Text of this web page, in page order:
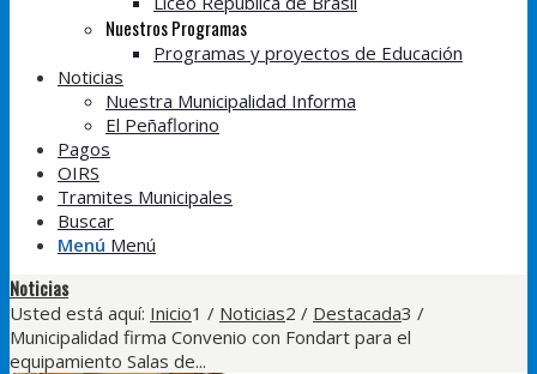
Nuestros Programas
Programas y proyectos de Educación
Noticias
Nuestra Municipalidad Informa
El Peñaflorino
Pagos
OIRS
Tramites Municipales
Buscar
Menú Menú
Noticias
Usted está aquí: Inicio1 / Noticias2 / Destacada3 /
Municipalidad firma Convenio con Fondart para el
equipamiento Salas de...